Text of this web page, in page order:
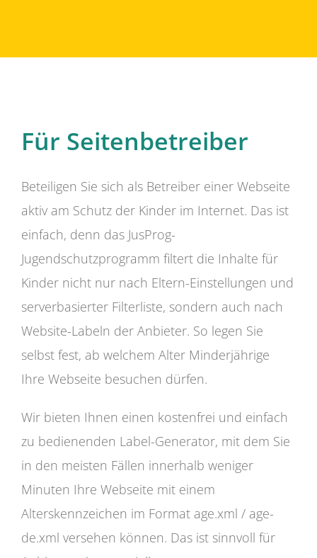
Für Seitenbetreiber
Beteiligen Sie sich als Betreiber einer Webseite
aktiv am Schutz der Kinder im Internet. Das ist
einfach, denn das JusProg-
Jugendschutzprogramm filtert die Inhalte für
Kinder nicht nur nach Eltern-Einstellungen und
serverbasierter Filterliste, sondern auch nach
Website-Labeln der Anbieter. So legen Sie
selbst fest, ab welchem Alter Minderjährige
Ihre Webseite besuchen dürfen.
Wir bieten Ihnen einen kostenfrei und einfach
zu bedienenden Label-Generator, mit dem Sie
in den meisten Fällen innerhalb weniger
Minuten Ihre Webseite mit einem
Alterskennzeichen im Format age.xml / age-
de.xml versehen können. Das ist sinnvoll für